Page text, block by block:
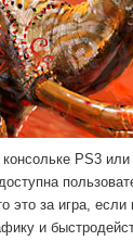
PS3
это за игра,
и